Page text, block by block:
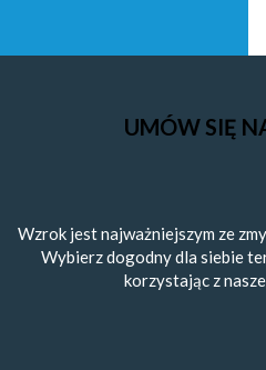
UMÓW SIĘ
Wzrok jest najważniejszym ze
Wybierz dogodny dla siebie
korzystając z